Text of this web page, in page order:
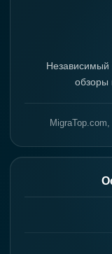
Независимый
обзоры